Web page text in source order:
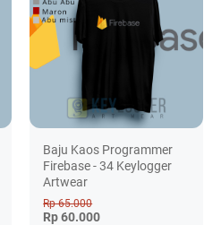
Baju Kaos Programmer
Firebase - 34 Keylogger
Artwear
Rp 65.000
Rp 60.000